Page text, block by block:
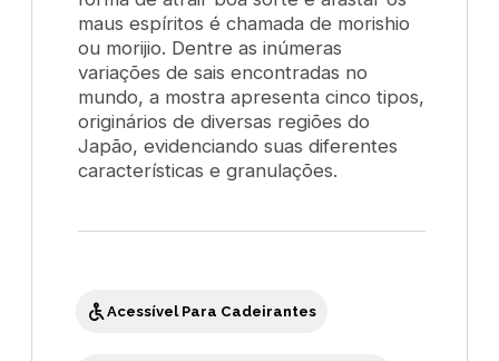
maus espíritos é chamada de morishio
ou morijio. Dentre as inúmeras
variações de sais encontradas no
mundo, a mostra apresenta cinco tipos,
originários de diversas regiões do
Japão, evidenciando suas diferentes
características e granulações.
Acessível Para Cadeirantes